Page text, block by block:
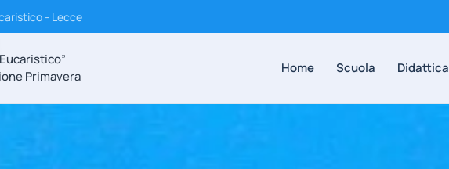
- Lecce
Primavera
Home Scuola Didattica